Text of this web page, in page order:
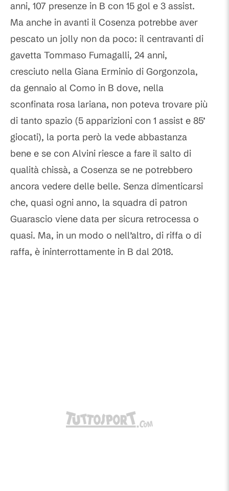
anni, 107 presenze in B con 15 gol e 3 assist.
Ma anche in avanti il Cosenza potrebbe aver
pescato un jolly non da poco: il centravanti di
gavetta Tommaso Fumagalli, 24 anni,
cresciuto nella Giana Erminio di Gorgonzola,
da gennaio al Como in B dove, nella
sconfinata rosa lariana, non poteva trovare più
di tanto spazio (5 apparizioni con 1 assist e 85’
giocati), la porta però la vede abbastanza
bene e se con Alvini riesce a fare il salto di
qualità chissà, a Cosenza se ne potrebbero
ancora vedere delle belle. Senza dimenticarsi
che, quasi ogni anno, la squadra di patron
Guarascio viene data per sicura retrocessa o
quasi. Ma, in un modo o nell’altro, di riffa o di
raffa, è ininterrottamente in B dal 2018.